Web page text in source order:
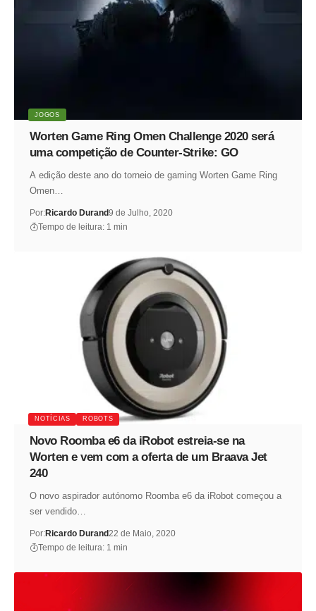
JOGOS
Worten Game Ring Omen Challenge 2020 será
uma competição de Counter-Strike: GO
A edição deste ano do torneio de gaming Worten Game Ring
Omen…
Por:Ricardo Durand9 de Julho, 2020
Tempo de leitura: 1 min
NOTÍCIAS ROBOTS
Novo Roomba e6 da iRobot estreia-se na
Worten e vem com a oferta de um Braava Jet
240
O novo aspirador autónomo Roomba e6 da iRobot começou a
ser vendido…
Por:Ricardo Durand22 de Maio, 2020
Tempo de leitura: 1 min